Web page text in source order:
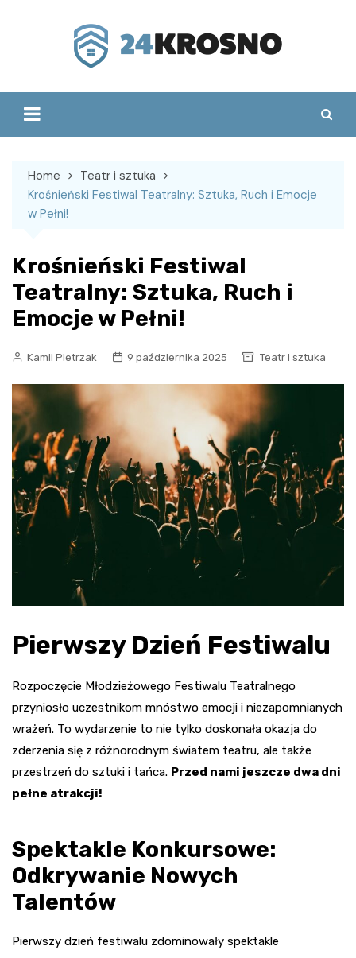
Home
Teatr i sztuka
Krośnieński Festiwal Teatralny: Sztuka, Ruch i Emocje
w Pełni!
Krośnieński Festiwal
Teatralny: Sztuka, Ruch i
Emocje w Pełni!
Kamil Pietrzak 9 października 2025 Teatr i sztuka
Pierwszy Dzień Festiwalu
Rozpoczęcie Młodzieżowego Festiwalu Teatralnego
przyniosło uczestnikom mnóstwo emocji i niezapomnianych
wrażeń. To wydarzenie to nie tylko doskonała okazja do
zderzenia się z różnorodnym światem teatru, ale także
przestrzeń do sztuki i tańca. Przed nami jeszcze dwa dni
pełne atrakcji!
Spektakle Konkursowe:
Odkrywanie Nowych
Talentów
Pierwszy dzień festiwalu zdominowały spektakle